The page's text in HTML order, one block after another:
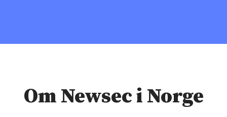
Om Newsec i Norge